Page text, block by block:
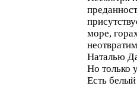
море,
Наталью
Но только
Есть